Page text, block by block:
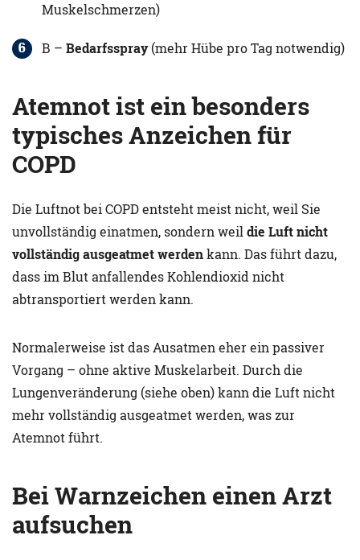
Muskelschmerzen)
B – Bedarfsspray(mehr Hübe pro Tag notwendig)
Atemnot ist ein besonders
typisches Anzeichen für
COPD
Die Luftnot bei COPD entsteht meist nicht, weil Sie
unvollständig einatmen, sondern weil die Luft nicht
vollständig ausgeatmet werdenkann. Das führt dazu,
dass im Blut anfallendes Kohlendioxid nicht
abtransportiert werden kann.
Normalerweise ist das Ausatmen eher ein passiver
Vorgang – ohne aktive Muskelarbeit. Durch die
Lungenveränderung (siehe oben) kann die Luft nicht
mehr vollständig ausgeatmet werden, was zur
Atemnot führt.
Bei Warnzeichen einen Arzt
aufsuchen